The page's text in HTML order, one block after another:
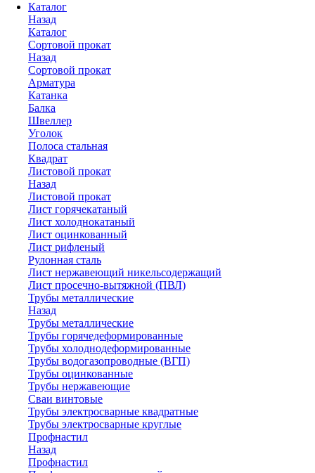
Каталог
Назад
Каталог
Сортовой прокат
Назад
Сортовой прокат
Арматура
Катанка
Балка
Швеллер
Уголок
Полоса стальная
Квадрат
Листовой прокат
Назад
Листовой прокат
Лист горячекатаный
Лист холоднокатаный
Лист оцинкованный
Лист рифленый
Рулонная сталь
Лист нержавеющий никельсодержащий
Лист просечно-вытяжной (ПВЛ)
Трубы металлические
Назад
Трубы металлические
Трубы горячедеформированные
Трубы холоднодеформированные
Трубы водогазопроводные (ВГП)
Трубы оцинкованные
Трубы нержавеющие
Сваи винтовые
Трубы электросварные квадратные
Трубы электросварные круглые
Профнастил
Назад
Профнастил